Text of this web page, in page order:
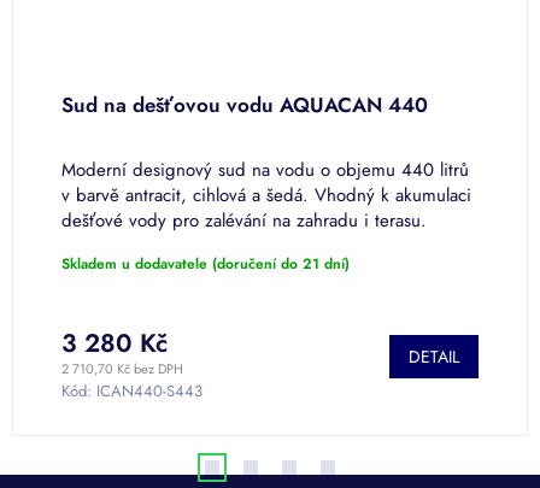
Sud na dešťovou vodu AQUACAN 440
Moderní designový sud na vodu o objemu 440 litrů
v barvě antracit, cihlová a šedá. Vhodný k akumulaci
dešťové vody pro zalévání na zahradu i terasu.
Skladem u dodavatele (doručení do 21 dní)
2 710,70 Kč bez DPH
3 280 Kč DETAIL
Kód: ICAN440-S443